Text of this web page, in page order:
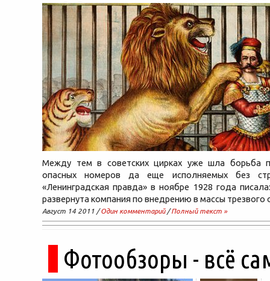
Между тем в советских цирках уже шла борьба
опасных номеров да еще исполняемых без
«Ленинградская правда» в ноябре 1928 года
развернута компания по внедрению в массы трезвого
Август 14 2011 /Один комментарий/Полный текст »
Фотообзоры - всё